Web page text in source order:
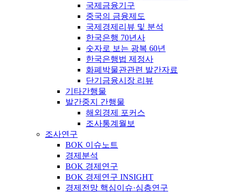
국제금융기구
중국의 금융제도
국제경제리뷰 및 분석
한국은행 70년사
숫자로 보는 광복 60년
한국은행법 제정사
화폐박물관관련 발간자료
단기금융시장 리뷰
기타간행물
발간중지 간행물
해외경제 포커스
조사통계월보
조사연구
BOK 이슈노트
경제분석
BOK 경제연구
BOK 경제연구 INSIGHT
경제전망 핵심이슈·심층연구